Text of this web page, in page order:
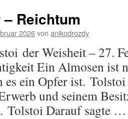
Reichtum
2026von anikodrozdy
der Weisheit – 27.
Ein Almosen ist
es ein Opfer ist.
und seinem
Tolstoi Darauf sagte